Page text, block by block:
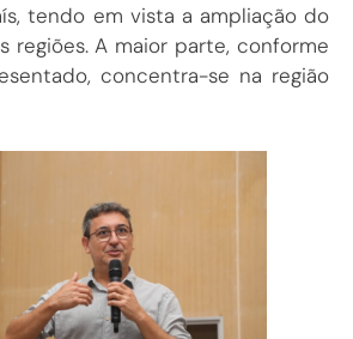
tendo em vista a ampliação do
regiões. A maior parte, conforme
concentra-se na região